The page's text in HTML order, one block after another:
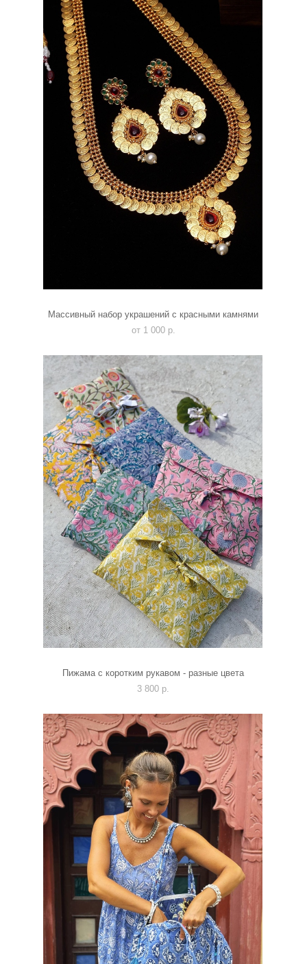
Массивный набор украшений с красными камнями
от 1 000 p.
Пижама с коротким рукавом - разные цвета
3 800 p.